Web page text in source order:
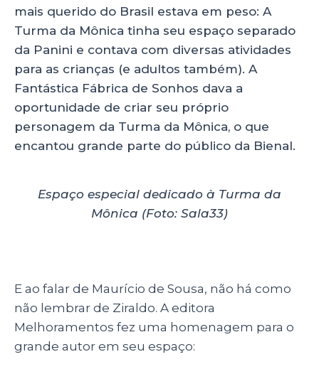
mais querido do Brasil estava em peso: A
Turma da Mônica tinha seu espaço separado
da Panini e contava com diversas atividades
para as crianças (e adultos também). A
Fantástica Fábrica de Sonhos dava a
oportunidade de criar seu próprio
personagem da Turma da Mônica, o que
encantou grande parte do público da Bienal.
Espaço especial dedicado à Turma da
Mônica (Foto: Sala33)
E ao falar de Maurício de Sousa, não há como
não lembrar de Ziraldo. A editora
Melhoramentos fez uma homenagem para o
grande autor em seu espaço: